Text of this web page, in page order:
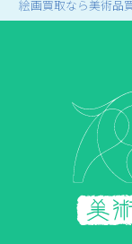
絵画買取なら美術品